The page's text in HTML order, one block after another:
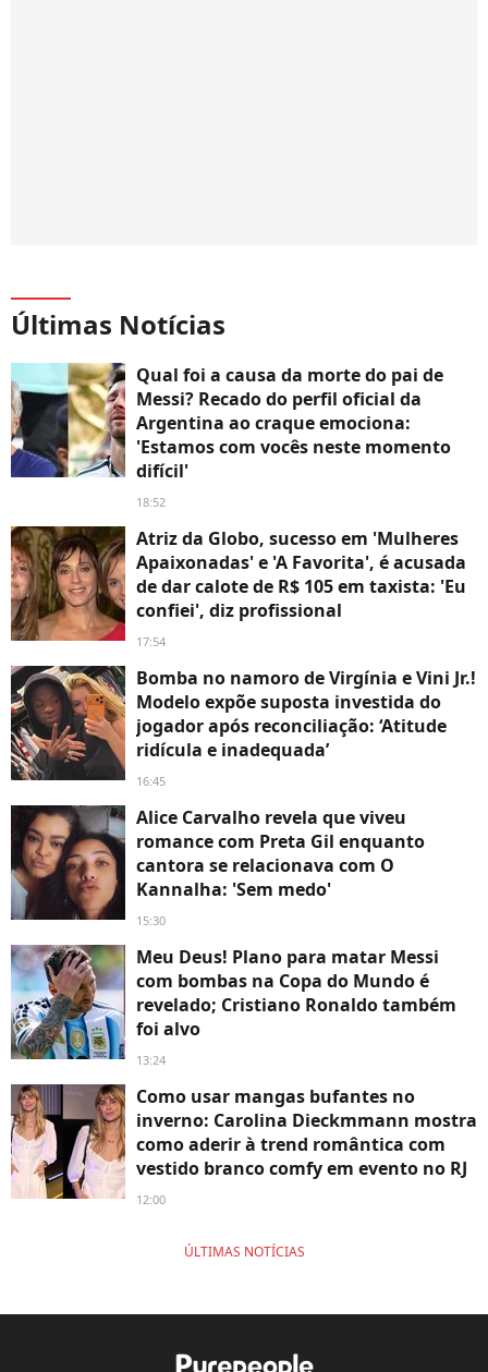
Últimas Notícias
Qual foi a causa da morte do pai de
Messi? Recado do perfil oficial da
Argentina ao craque emociona:
'Estamos com vocês neste momento
difícil'
18:52
Atriz da Globo, sucesso em 'Mulheres
Apaixonadas' e 'A Favorita', é acusada
de dar calote de R$ 105 em taxista: 'Eu
confiei', diz profissional
17:54
Bomba no namoro de Virgínia e Vini Jr.!
Modelo expõe suposta investida do
jogador após reconciliação: ‘Atitude
ridícula e inadequada’
16:45
Alice Carvalho revela que viveu
romance com Preta Gil enquanto
cantora se relacionava com O
Kannalha: 'Sem medo'
15:30
Meu Deus! Plano para matar Messi
com bombas na Copa do Mundo é
revelado; Cristiano Ronaldo também
foi alvo
13:24
Como usar mangas bufantes no
inverno: Carolina Dieckmmann mostra
como aderir à trend romântica com
vestido branco comfy em evento no RJ
12:00
ÚLTIMAS NOTÍCIAS